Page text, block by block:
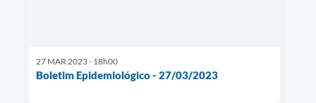
27 MAR 2023 - 18h00
Boletim Epidemiológico - 27/03/2023